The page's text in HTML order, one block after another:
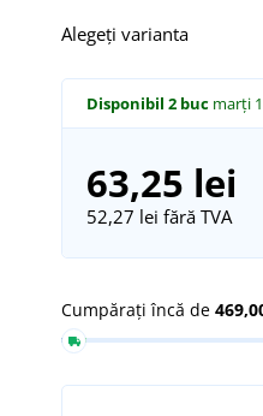
Alegeți varianta
Disponibil 2 buc marți
63,25 lei
52,27 lei fără TVA
Cumpărați încă de